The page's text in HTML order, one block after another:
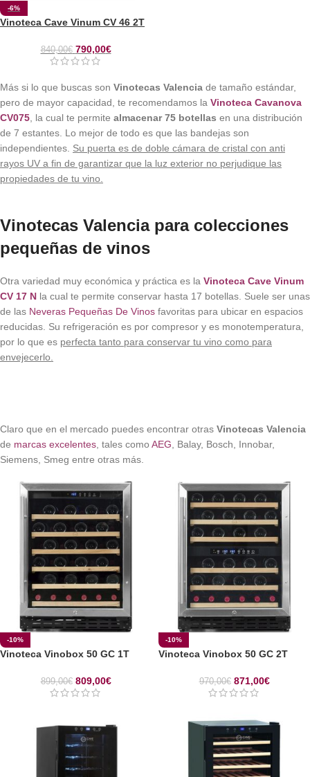
-6%
Vinoteca Cave Vinum CV 46 2T
840,00€ 790,00€
Más si lo que buscas son Vinotecas Valencia de tamaño estándar,
pero de mayor capacidad, te recomendamos la Vinoteca Cavanova
CV075 , la cual te permite almacenar 75 botellas en una distribución
de 7 estantes. Lo mejor de todo es que las bandejas son
independientes. Su puerta es de doble cámara de cristal con anti
rayos UV a fin de garantizar que la luz exterior no perjudique las
propiedades de tu vino.
Vinotecas Valencia para colecciones
pequeñas de vinos
Otra variedad muy económica y práctica es la Vinoteca Cave Vinum
CV 17 N la cual te permite conservar hasta 17 botellas. Suele ser unas
de las Neveras Pequeñas De Vinos favoritas para ubicar en espacios
reducidas. Su refrigeración es por compresor y es monotemperatura,
por lo que es perfecta tanto para conservar tu vino como para
envejecerlo.
Claro que en el mercado puedes encontrar otras Vinotecas Valencia
de marcas excelentes , tales como AEG , Balay, Bosch, Innobar,
Siemens, Smeg entre otras más.
-10%
Vinoteca Vinobox 50 GC 1T
899,00€ 809,00€
-10%
Vinoteca Vinobox 50 GC 2T
970,00€ 871,00€